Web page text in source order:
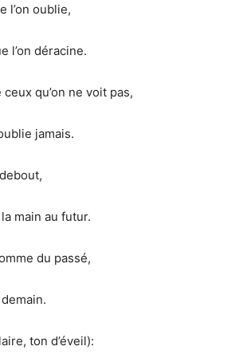
l’on oublie,
l’on déracine.
qu’on ne voit pas,
jamais.
main au futur.
du passé,
ton d’éveil):